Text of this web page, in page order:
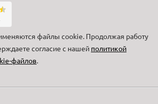
файлы cookie. Продолжая работу
согласие с нашей политикой
файлов.